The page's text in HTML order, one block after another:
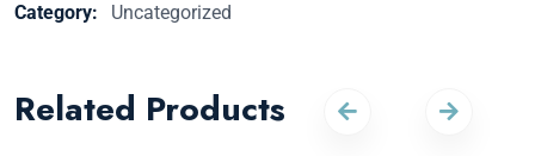
Category: Uncategorized
Related Products